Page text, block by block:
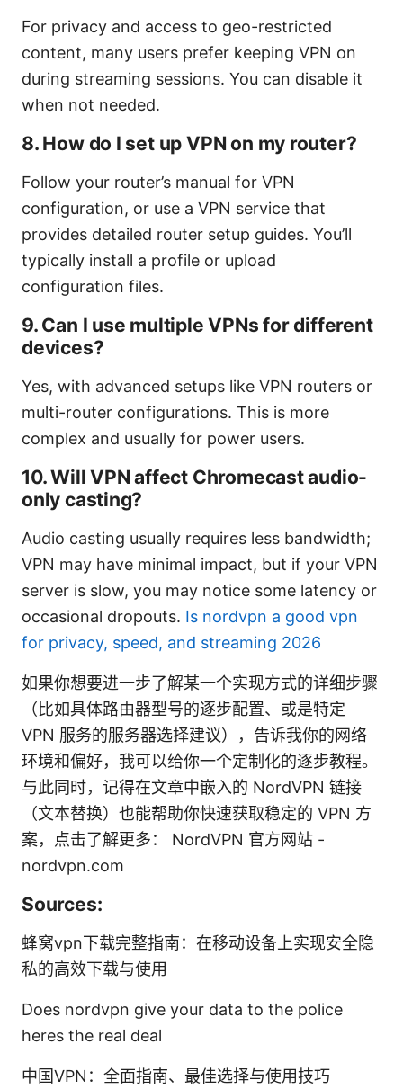
For privacy and access to geo-restricted
content, many users prefer keeping VPN on
during streaming sessions. You can disable it
when not needed.
8. How do I set up VPN on my router?
Follow your router’s manual for VPN
configuration, or use a VPN service that
provides detailed router setup guides. You’ll
typically install a profile or upload
configuration files.
9. Can I use multiple VPNs for different
devices?
Yes, with advanced setups like VPN routers or
multi-router configurations. This is more
complex and usually for power users.
10. Will VPN affect Chromecast audio-
only casting?
Audio casting usually requires less bandwidth;
VPN may have minimal impact, but if your VPN
server is slow, you may notice some latency or
occasional dropouts. Is nordvpn a good vpn
for privacy, speed, and streaming 2026
如果你想要进一步了解某一个实现方式的详细步骤
（比如具体路由器型号的逐步配置、或是特定
VPN 服务的服务器选择建议），告诉我你的网络
环境和偏好，我可以给你一个定制化的逐步教程。
与此同时，记得在文章中嵌入的 NordVPN 链接
（文本替换）也能帮助你快速获取稳定的 VPN 方
案，点击了解更多： NordVPN 官方网站 -
nordvpn.com
Sources:
蜂窝vpn下载完整指南：在移动设备上实现安全隐
私的高效下载与使用
Does nordvpn give your data to the police
heres the real deal
中国VPN：全面指南、最佳选择与使用技巧